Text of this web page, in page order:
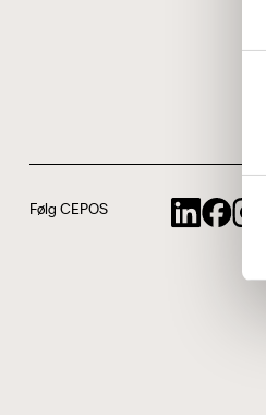
Følg CEPOS